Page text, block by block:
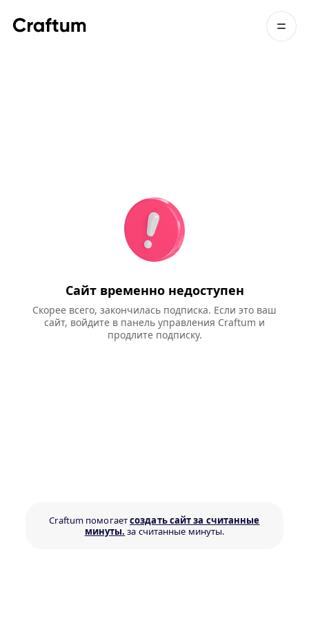
Сайт временно недоступен
Скорее всего, закончилась подписка. Если это ваш
сайт, войдите в панель управления Craftum и
продлите подписку.
Craftum помогаетсоздать сайт за считанные
минуты. за считанные минуты.